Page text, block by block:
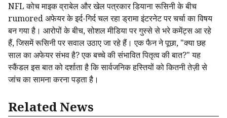
NFL कोच माइक व्राबेल और खेल पत्रकार डियाना रूसिनी के बीच
rumored अफेयर के इर्द-गिर्द चल रहा ड्रामा इंटरनेट पर चर्चा का विषय
बन गया है। आरोपों के बीच, सोशल मीडिया पर गुस्से से भरे कमेंट्स आ रहे
हैं, जिसमें रूसिनी पर सवाल उठाए जा रहे हैं। एक फैन ने पूछा, "क्या छह
साल का अफेयर संभव है? एक बच्चे की संभावित पितृत्व की बात?" यह
स्कैंडल इस बात को दर्शाता है कि सार्वजनिक हस्तियों को कितनी तेज़ी से
जांच का सामना करना पड़ता है।
Related News